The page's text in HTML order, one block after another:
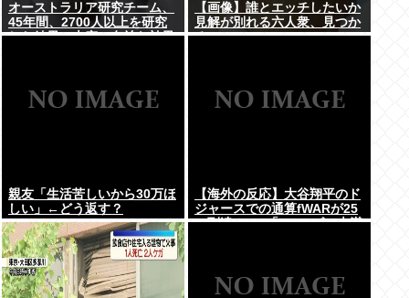
オーストラリア研究チーム、
45年間、2700人以上を研究
した結果。大麻に有益な効果
【画像】誰とエッチしたいか
見解が別れる六人衆、見つか
るwww
親友「生活苦しいから30万ほ
しい」←どう返す？
【海外の反応】大谷翔平のド
ジャースでの通算fWARが25
に到達！ → 「3シーズン未満
なるのか楽しみ」